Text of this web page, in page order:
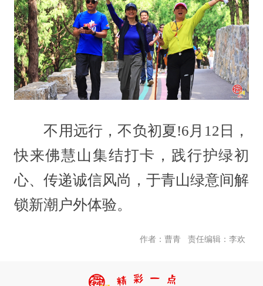
不用远行，不负初夏!6月12日，
快来佛慧山集结打卡，践行护绿初
心、传递诚信风尚，于青山绿意间解
锁新潮户外体验。
作者：曹青 责任编辑：李欢